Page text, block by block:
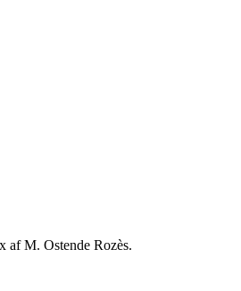
af M. Ostende Rozès.